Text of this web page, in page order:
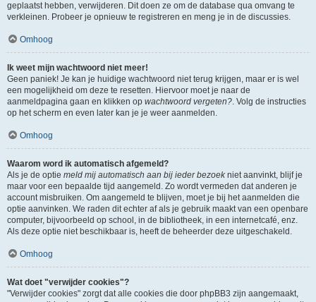
geplaatst hebben, verwijderen. Dit doen ze om de database qua omvang te
verkleinen. Probeer je opnieuw te registreren en meng je in de discussies.
Omhoog
Ik weet mijn wachtwoord niet meer!
Geen paniek! Je kan je huidige wachtwoord niet terug krijgen, maar er is wel
een mogelijkheid om deze te resetten. Hiervoor moet je naar de
aanmeldpagina gaan en klikken op wachtwoord vergeten?. Volg de instructies
op het scherm en even later kan je je weer aanmelden.
Omhoog
Waarom word ik automatisch afgemeld?
Als je de optie meld mij automatisch aan bij ieder bezoekniet aanvinkt, blijf je
maar voor een bepaalde tijd aangemeld. Zo wordt vermeden dat anderen je
account misbruiken. Om aangemeld te blijven, moet je bij het aanmelden die
optie aanvinken. We raden dit echter af als je gebruik maakt van een openbare
computer, bijvoorbeeld op school, in de bibliotheek, in een internetcafé, enz.
Als deze optie niet beschikbaar is, heeft de beheerder deze uitgeschakeld.
Omhoog
Wat doet "verwijder cookies"?
"Verwijder cookies" zorgt dat alle cookies die door phpBB3 zijn aangemaakt,